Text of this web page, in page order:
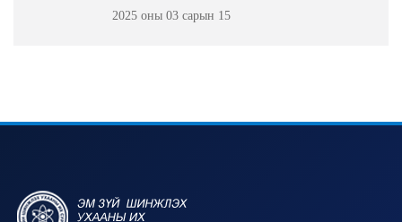
2025 оны 03 сарын 15